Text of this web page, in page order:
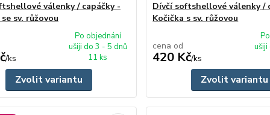
válenky / capáčky -
sv. růžovou
/ks
Po objednání
ušiji do 3 - 5 dnů
11 ks
Zvolit variantu
Dívčí softshellové válenky /
Kočička s sv. růžovou
cena od
420 Kč/ks
ušiji
Zvolit variantu